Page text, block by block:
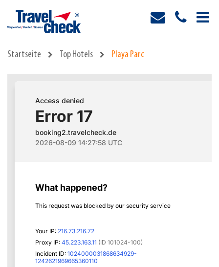
Startseite Top Hotels Playa Parc